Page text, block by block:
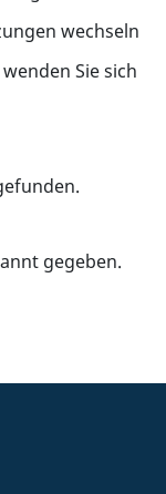
wechseln
Sie sich
gegeben.